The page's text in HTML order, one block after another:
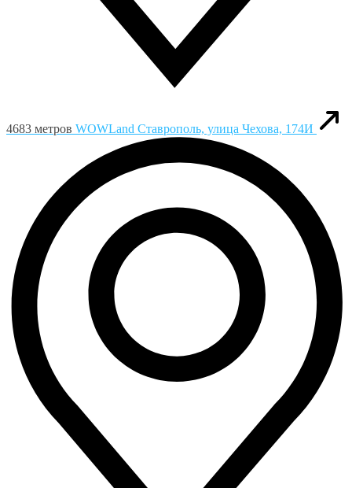
4683 метров WOWLand Ставрополь, улица Чехова, 174И